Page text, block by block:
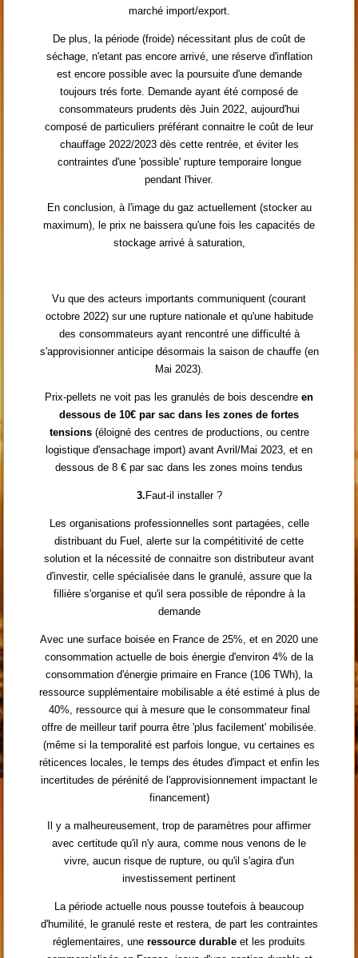
marché import/export.
De plus, la période (froide) nécessitant plus de coût de
séchage, n'etant pas encore arrivé, une réserve d'inflation
est encore possible avec la poursuite d'une demande
toujours trés forte. Demande ayant été composé de
consommateurs prudents dès Juin 2022, aujourd'hui
composé de particuliers préférant connaitre le coût de leur
chauffage 2022/2023 dès cette rentrée, et éviter les
contraintes d'une 'possible' rupture temporaire longue
pendant l'hiver.
En conclusion, à l'image du gaz actuellement (stocker au
maximum), le prix ne baissera qu'une fois les capacités de
stockage arrivé à saturation,
Vu que des acteurs importants communiquent (courant
octobre 2022) sur une rupture nationale et qu'une habitude
des consommateurs ayant rencontré une difficulté à
s'approvisionner anticipe désormais la saison de chauffe (en
Mai 2023).
Prix-pellets ne voit pas les granulés de bois descendre en
dessous de 10€ par sac dans les zones de fortes
tensions(éloigné des centres de productions, ou centre
logistique d'ensachage import) avant Avril/Mai 2023, et en
dessous de 8 € par sac dans les zones moins tendus
3. Faut-il installer ?
Les organisations professionnelles sont partagées, celle
distribuant du Fuel, alerte sur la compétitivité de cette
solution et la nécessité de connaitre son distributeur avant
d'investir, celle spécialisée dans le granulé, assure que la
fillière s'organise et qu'il sera possible de répondre à la
demande
Avec une surface boisée en France de 25%, et en 2020 une
consommation actuelle de bois énergie d'environ 4% de la
consommation d'énergie primaire en France (106 TWh), la
ressource supplémentaire mobilisable a été estimé à plus de
40%, ressource qui à mesure que le consommateur final
offre de meilleur tarif pourra être 'plus facilement' mobilisée.
(même si la temporalité est parfois longue, vu certaines es
réticences locales, le temps des études d'impact et enfin les
incertitudes de pérénité de l'approvisionnement impactant le
financement)
Il y a malheureusement, trop de paramètres pour affirmer
avec certitude qu'il n'y aura, comme nous venons de le
vivre, aucun risque de rupture, ou qu'il s'agira d'un
investissement pertinent
La période actuelle nous pousse toutefois à beaucoup
d'humilité, le granulé reste et restera, de part les contraintes
réglementaires, une ressource durable et les produits